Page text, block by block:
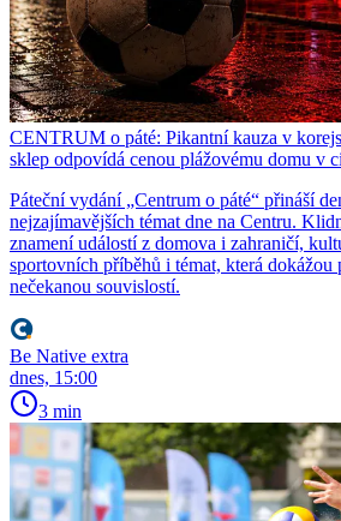
CENTRUM o páté: Pikantní kauza v
sklep odpovídá cenou plážovému domu v
Páteční vydání „Centrum o páté“ přináší
nejzajímavějších témat dne na Centru.
znamení událostí z domova i zahraničí,
sportovních příběhů i témat, která dokážou
nečekanou souvislostí.
Be Native extra
dnes, 15:00
3 min